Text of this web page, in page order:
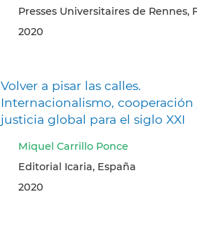
Presses Universitaires de Rennes,
2020
Volver a pisar las calles.
Internacionalismo, cooperación
justicia global para el siglo XXI
Miquel Carrillo Ponce
Editorial Icaria, España
2020